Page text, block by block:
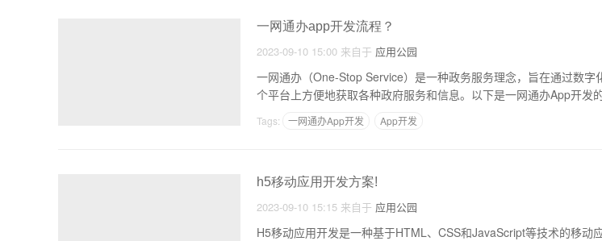
一网通办app开发流程？
2023-09-10 15:00 来自于 应用公园
一网通办（One-Stop Service）是一种政务服务理念，旨在通过数
个平台上方便地获取各种政府服务和信息。以下是一网通办App开发的
Tags: 一网通办App开发 App开发
h5移动应用开发方案!
2023-09-10 15:15 来自于 应用公园
H5移动应用开发是一种基于HTML、CSS和JavaScript等技术的移动